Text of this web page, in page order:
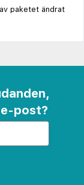
paketet ändrat
post?